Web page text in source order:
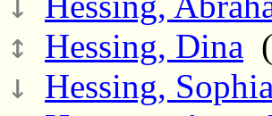
↕ Hessing, Dina
↓ Hessing, Sophia